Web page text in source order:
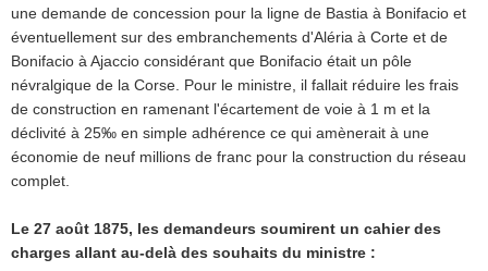
une demande de concession pour la ligne de Bastia à Bonifacio et
éventuellement sur des embranchements d'Aléria à Corte et de
Bonifacio à Ajaccio considérant que Bonifacio était un pôle
névralgique de la Corse. Pour le ministre, il fallait réduire les frais
de construction en ramenant l'écartement de voie à 1 m et la
déclivité à 25‰ en simple adhérence ce qui amènerait à une
économie de neuf millions de franc pour la construction du réseau
complet.
Le 27 août 1875, les demandeurs soumirent un cahier des
charges allant au-delà des souhaits du ministre :